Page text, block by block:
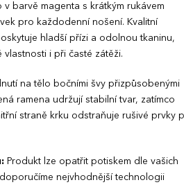
v barvě magenta s krátkým rukávem
pro každodenní nošení. Kvalitní
hladší přízi a odolnou tkaninu,
vlastnosti i při časté zátěži.
na tělo bočními švy přizpůsobenými
ramena udržují stabilní tvar, zatímco
straně krku odstraňuje rušivé prvky
Produkt lze opatřit potiskem dle vašich
nejvhodnější technologii